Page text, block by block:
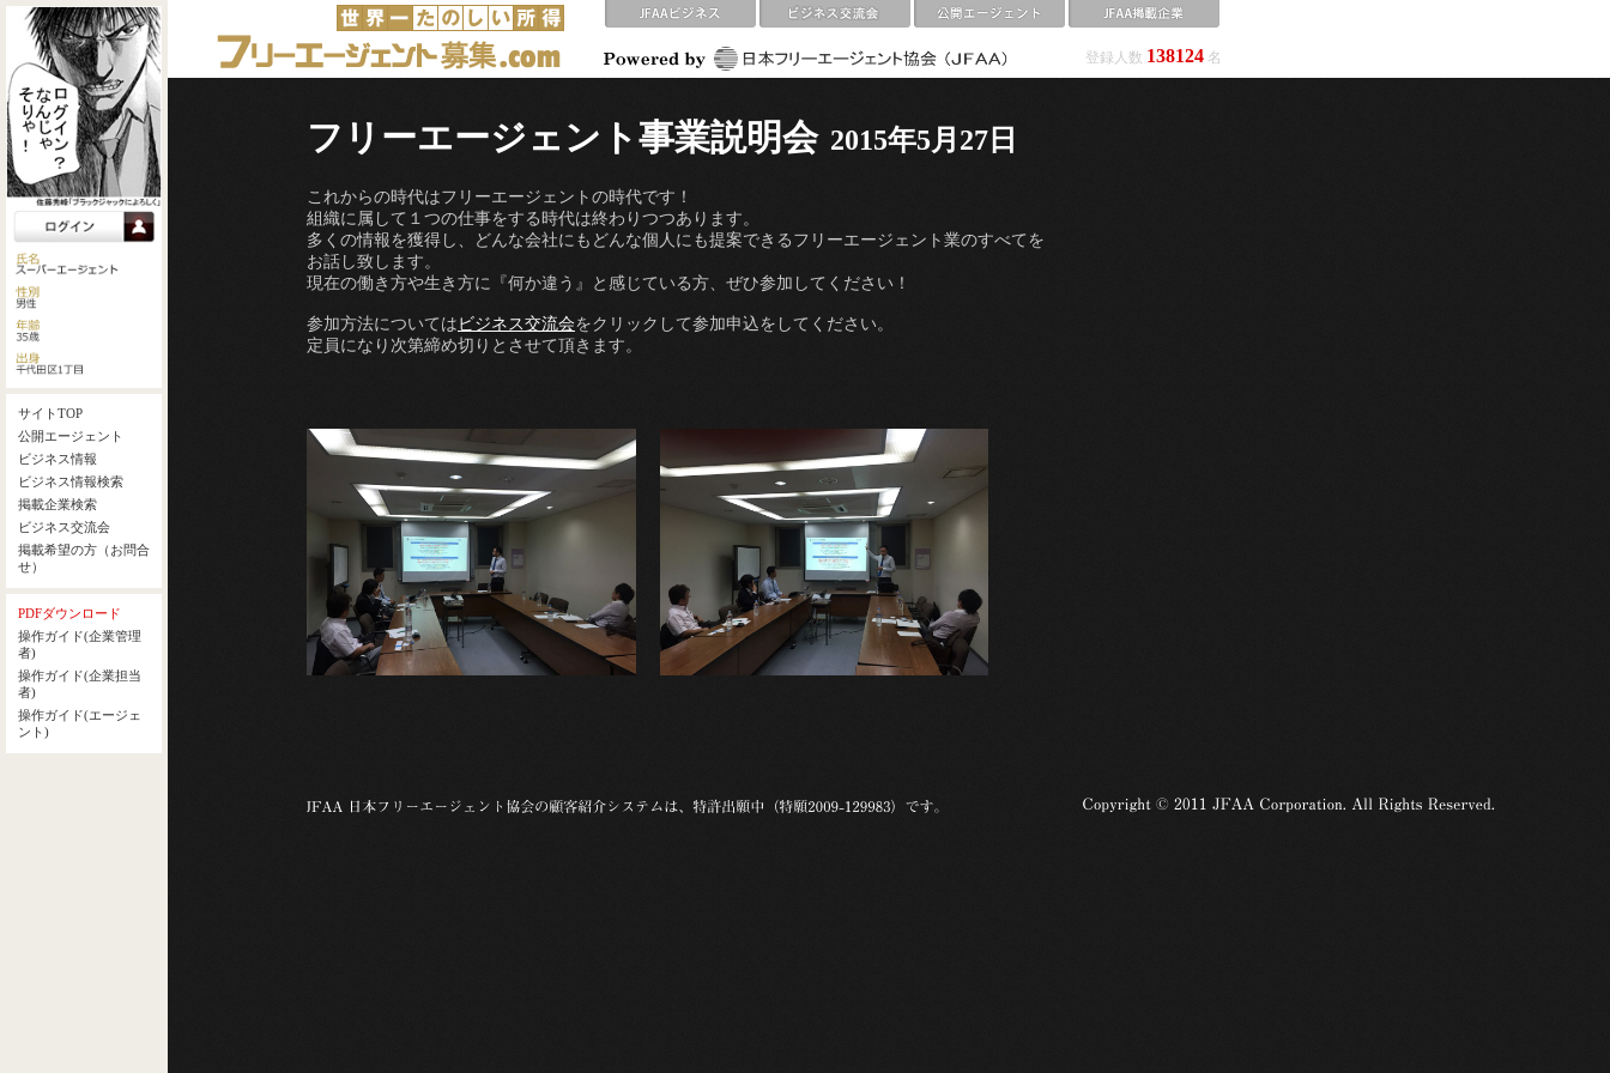
登録人数 138124 名
フリーエージェント事業説明会 2015年5月27日
これからの時代はフリーエージェントの時代です！
組織に属して１つの仕事をする時代は終わりつつあります。
多くの情報を獲得し、どんな会社にもどんな個人にも提案できるフリーエージェント業のすべてを
お話し致します。
現在の働き方や生き方に『何か違う』と感じている方、ぜひ参加してください！
参加方法については ビジネス交流会をクリックして参加申込をしてください。
定員になり次第締め切りとさせて頂きます。